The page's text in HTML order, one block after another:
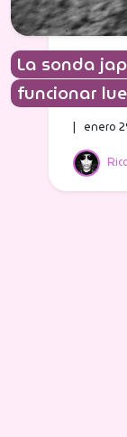
La sonda
funcionar
| enero